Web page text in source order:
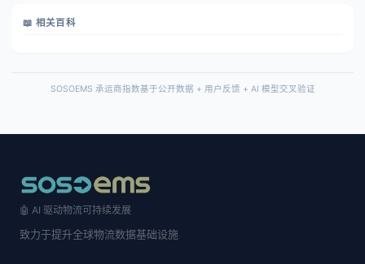
📖 相关百科
SOSOEMS 承运商指数基于公开数据 + 用户反馈 + AI 模型交叉验证
🤖 AI 驱动物流可持续发展
致力于提升全球物流数据基础设施